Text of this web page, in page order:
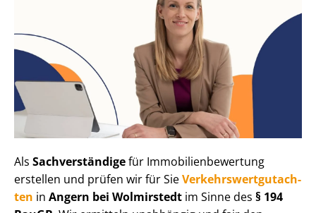
Als Sachverständigefür Im­mo­bi­li­en­be­wer­tung
erstellen und prüfen wir für SieVer­kehrs­wert­gut­ach­
ten in Angern bei Wolmirstedt im Sinne des § 194